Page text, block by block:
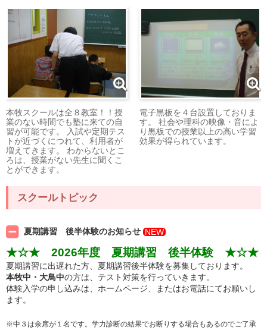
本牧スクールは全８教室！！授
業のない時間でも塾に来ての自
習が可能です。 入試や定期テス
トが近づくにつれて、利用者が
増えてきます。 わからないとこ
ろは、授業がない先生に聞くこ
とができます。
電子黒板を４台設置しておりま
す。 社会や理科の映像・音によ
り黒板での授業以上の高い学習
効果が得られています。
スクールトピック
夏期講習 後半体験のお知らせ NEW
★☆★ 2026年度 夏期講習 後半体験 ★☆★
夏期講習に出遅れた方、夏期講習後半体験を募集しております。
本牧中・大鳥中の方は、テスト対策を行っていきます。
体験入学の申し込みは、ホームページ、またはお電話にてお願いし
ます。
※中３は余席が１名です。学力診断の結果でお断りする場合もあるのでご了承